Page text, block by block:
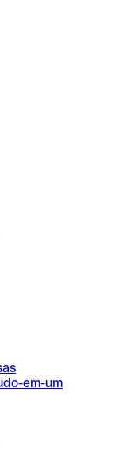
em-um